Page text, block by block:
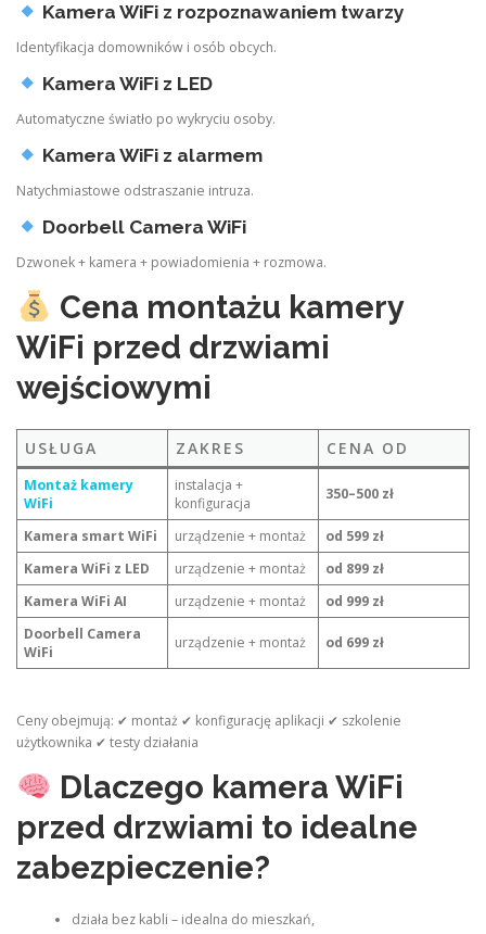
Kamera WiFi z rozpoznawaniem twarzy
Identyfikacja domowników i osób obcych.
Kamera WiFi z LED
Automatyczne światło po wykryciu osoby.
Kamera WiFi z alarmem
Natychmiastowe odstraszanie intruza.
Doorbell Camera WiFi
Dzwonek + kamera + powiadomienia + rozmowa.
Cena montażu kamery
WiFi przed drzwiami
wejściowymi
USŁUGA ZAKRES CENA OD
Montaż kamery
WiFi
instalacja +
konfiguracja
350–500 zł
Kamera smart WiFi urządzenie + montaż
od 599 zł
Kamera WiFi z LED
urządzenie + montaż
od 899 zł
Kamera WiFi AI
urządzenie + montaż
od 999 zł
Doorbell Camera
WiFi
urządzenie + montaż od 699 zł
Ceny obejmują: ✔ montaż ✔ konfigurację aplikacji ✔ szkolenie
użytkownika ✔ testy działania
Dlaczego kamera WiFi
przed drzwiami to idealne
zabezpieczenie?
działa bez kabli – idealna do mieszkań,